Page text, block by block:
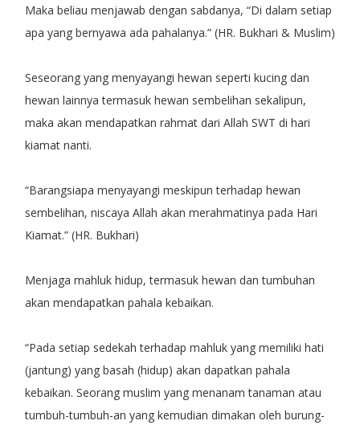
Maka beliau menjawab dengan sabdanya, “Di dalam setiap
apa yang bernyawa ada pahalanya.” (HR. Bukhari & Muslim)
Seseorang yang menyayangi hewan seperti kucing dan
hewan lainnya termasuk hewan sembelihan sekalipun,
maka akan mendapatkan rahmat dari Allah SWT di hari
kiamat nanti.
“Barangsiapa menyayangi meskipun terhadap hewan
sembelihan, niscaya Allah akan merahmatinya pada Hari
Kiamat.” (HR. Bukhari)
Menjaga mahluk hidup, termasuk hewan dan tumbuhan
akan mendapatkan pahala kebaikan.
“Pada setiap sedekah terhadap mahluk yang memiliki hati
(jantung) yang basah (hidup) akan dapatkan pahala
kebaikan. Seorang muslim yang menanam tanaman atau
tumbuh-tumbuh-an yang kemudian dimakan oleh burung-